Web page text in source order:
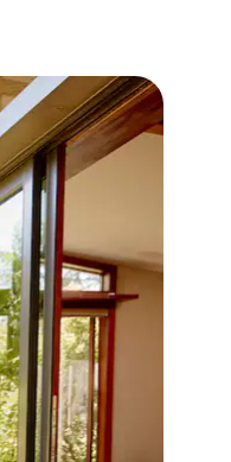
ან შეხებისა თუ